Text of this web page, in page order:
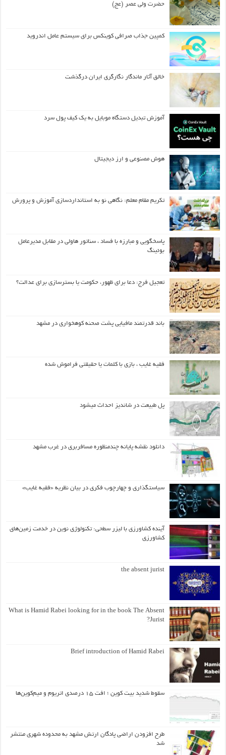
حضرت ولی عصر (عج)
کمپین جذاب صرافی کوینکس برای سیستم عامل اندروید
خالق آثار ماندگار نگارگری ایران درگذشت
آموزش تبدیل دستگاه موبایل به یک کیف‌ پول سرد
هوش مصنوعی و ارز دیجیتال
تکریم مقام معلم: نگاهی نو به استانداردسازی آموزش و پرورش
پاسخگویی و مبارزه با فساد ، سناتور هاولی در مقابل مدیرعامل
بوئینگ
تعجیل فرج: دعا برای ظهور، حکومت یا بسترسازی برای عدالت؟
باند قدرتمند مافیایی پشت صحنه کوهخواری در مشهد
فقیه غایب ، بازی با کلمات یا حقیقتی فراموش شده
پل طبیعت در شاندیز احداث میشود
دانلود نقشه پایانه چندمنظوره مسافربری در غرب مشهد
سیاستگذاری و چهارچوب فکری در بیان نظریه «فقیه غایب»
آینده کشاورزی با لیزر سطحی: تکنولوژی نوین در خدمت زمین‌های
کشاورزی
the absent jurist
What is Hamid Rabei looking for in the book The Absent
Jurist?
Brief introduction of Hamid Rabei
سقوط شدید بیت کوین ؛ افت ۱۵ درصدی اتریوم و میم‌کوین‌ها
طرح افزودن اراضی پادگان ارتش مشهد به محدوده شهری منتشر
شد